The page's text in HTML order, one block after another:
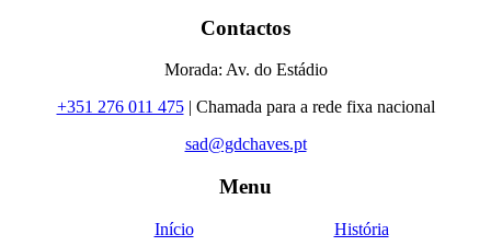
Contactos
Morada: Av. do Estádio
+351 276 011 475| Chamada para a rede fixa nacional
sad@gdchaves.pt
Menu
Início
História